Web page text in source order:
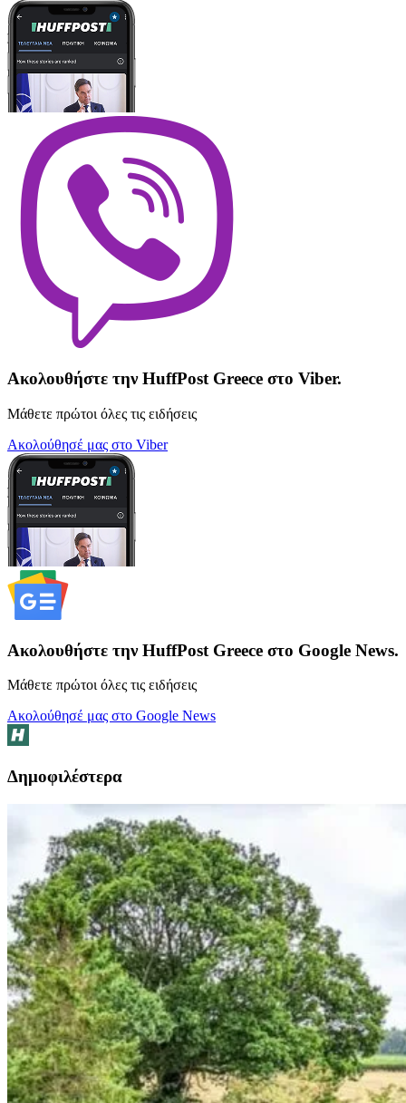
Ακολουθήστε την HuffPost Greece στο Viber.
Μάθετε πρώτοι όλες τις ειδήσεις
Ακολούθησέ μας στο Viber
Ακολουθήστε την HuffPost Greece στο Google News.
Μάθετε πρώτοι όλες τις ειδήσεις
Ακολούθησέ μας στο Google News
Δημοφιλέστερα